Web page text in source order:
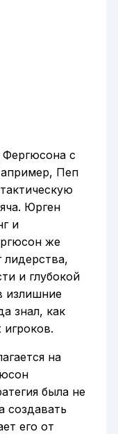
с
Пеп
Юрген
и
же
и глубокой
излишние
знал, как
на
была не
создавать
его от